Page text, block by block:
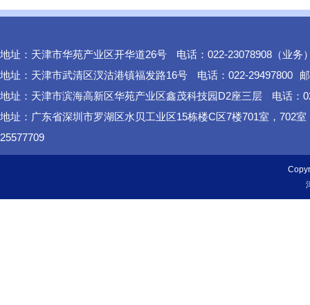
地址：天津市华苑产业区开华道26号
电话：022-23078908（业务
地址：天津市武清区汊沽港镇福发路16号
电话：022-29497800
地址：天津市滨海高新区华苑产业区鑫茂科技园D2座三层
电话：
地址：广东省深圳市罗湖区水贝工业区15栋楼C区7楼701室，702
25577709